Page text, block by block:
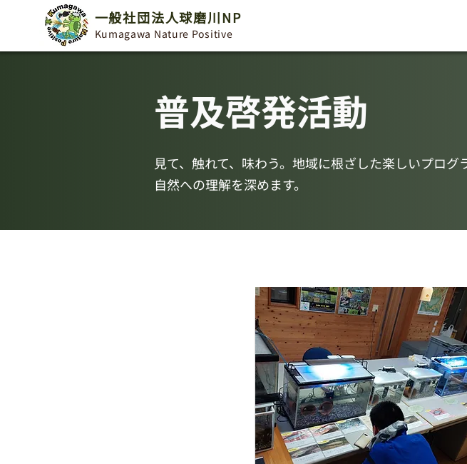
一般社団法人球磨川NP
Kumagawa Nature Positive
普及啓発活動
見て、触れて、味わう。地域に根ざした楽しいプログラ
自然への理解を深めます。